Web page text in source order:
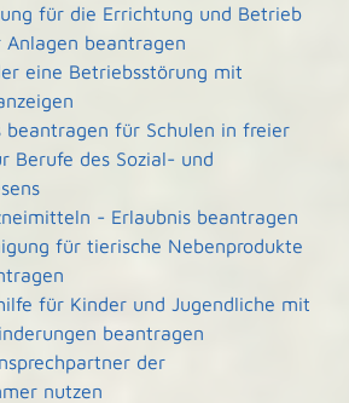
für die Errichtung und Betrieb
Anlagen beantragen
eine Betriebsstörung mit
beantragen für Schulen in freier
Berufe des Sozial- und
- Erlaubnis beantragen
für tierische Nebenprodukte
für Kinder und Jugendliche mit
beantragen
der
nutzen